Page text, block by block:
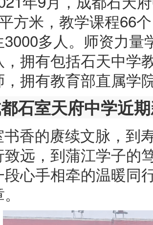
方米，教学课程66
多人。师资力
拥有包括石天中学
拥有教育部直属学
石室天府中学近
书香的赓续文脉，到
远，到蒲江学子的
心手相牵的温暖同